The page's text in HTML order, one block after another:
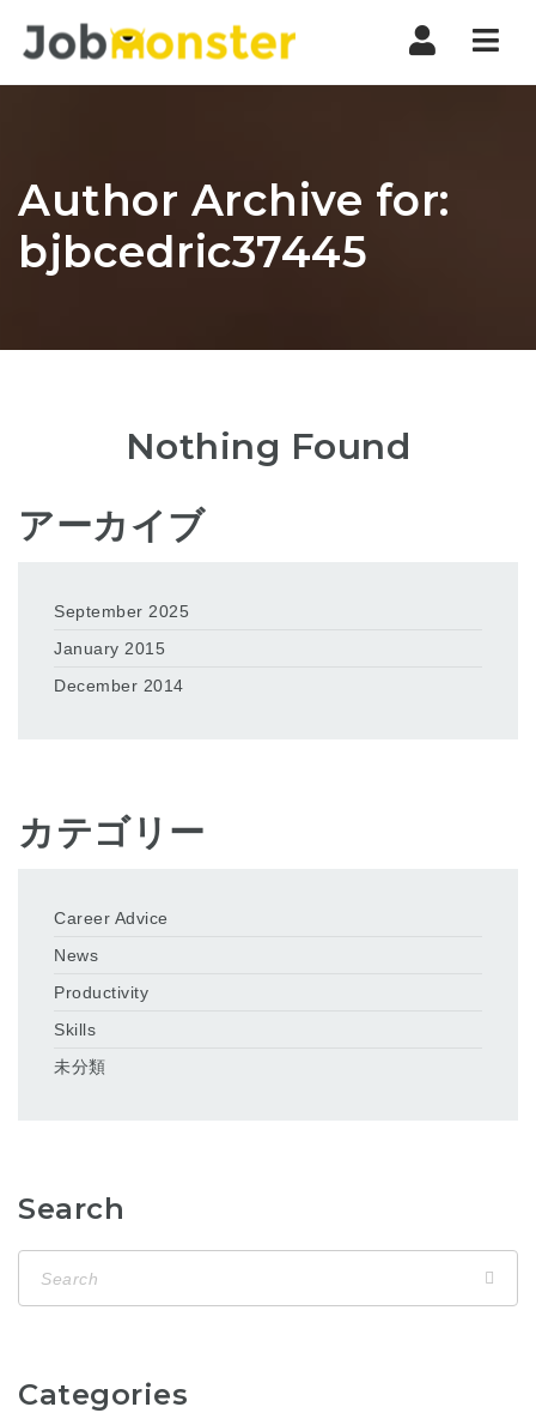
Author Archive for:
bjbcedric37445
Nothing Found
アーカイブ
September 2025
January 2015
December 2014
カテゴリー
Career Advice
News
Productivity
Skills
未分類
Search
Categories